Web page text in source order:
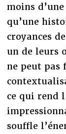
moins
qu’une
croyances
un de leurs
ne peut pas
ce qui rend
souffle